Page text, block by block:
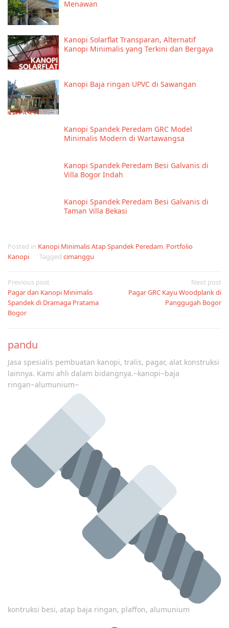
Menawan
Kanopi Solarflat Transparan, Alternatif
Kanopi Minimalis yang Terkini dan Bergaya
Kanopi Baja ringan UPVC di Sawangan
Kanopi Spandek Peredam GRC Model
Minimalis Modern di Wartawangsa
Kanopi Spandek Peredam Besi Galvanis di
Villa Bogor Indah
Kanopi Spandek Peredam Besi Galvanis di
Taman Villa Bekasi
Posted in Kanopi Minimalis Atap Spandek Peredam Portfolio
Kanopi
Tagged cimanggu
Post
navigation
Previous post
Pagar dan Kanopi Minimalis
Spandek di Dramaga Pratama
Bogor
Next post
Pagar GRC Kayu Woodplank di
Panggugah Bogor
pandu
Jasa spesialis pembuatan kanopi, tralis, pagar, alat konstruksi
lainnya. Kami ahli dalam bidangnya.~kanopi~baja
ringan~alumunium~
kontruksi besi, atap baja ringan, plaffon, alumunium